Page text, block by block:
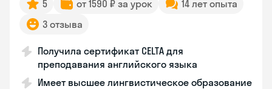
5 от 1590 ₽ за урок
14 лет опыта
3 отзыва
Получила сертификат CELTA для
преподавания английского языка
Имеет высшее лингвистическое образование